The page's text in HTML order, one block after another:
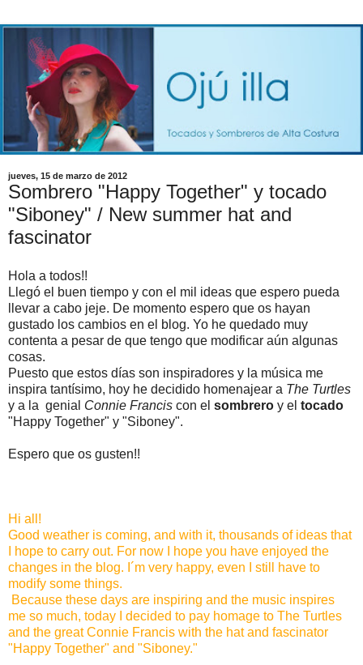
jueves, 15 de marzo de 2012
Sombrero "Happy Together" y tocado
"Siboney" / New summer hat and
fascinator
Hola a todos!!
Llegó el buen tiempo y con el mil ideas que espero pueda
llevar a cabo jeje. De momento espero que os hayan
gustado los cambios en el blog. Yo he quedado muy
contenta a pesar de que tengo que modificar aún algunas
cosas.
Puesto que estos días son inspiradores y la música me
inspira tantísimo, hoy he decidido homenajear a The Turtles
y a la genial Connie Francis con el sombrero y el tocado
"Happy Together" y "Siboney".
Espero que os gusten!!
Hi all !
Good weather is coming, and with it, thousands of ideas that
I hope to carry out. For now I hope you have enjoyed the
changes in the blog. I´m very happy, even I still have to
modify some things.
Because these days are inspiring and the music inspires
me so much, today I decided to pay homage to The Turtles
and the great Connie Francis with the hat and fascinator
"Happy Together" and "Siboney."